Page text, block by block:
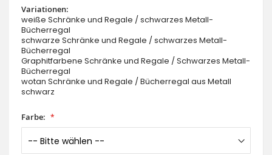
Variationen:
weiße Schränke und Regale / schwarzes Metall-
Bücherregal
schwarze Schränke und Regale / schwarzes Metall-
Bücherregal
Graphitfarbene Schränke und Regale / Schwarzes Metall-
Bücherregal
wotan Schränke und Regale / Bücherregal aus Metall
schwarz
Farbe: